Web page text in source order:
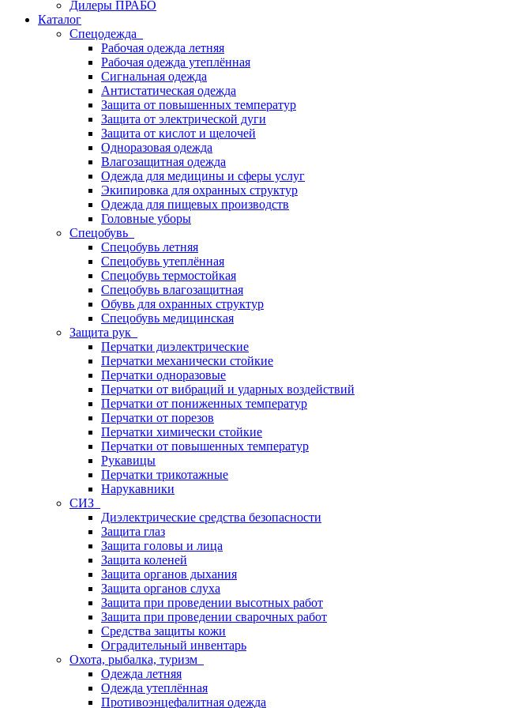
Дилеры ПРАБО
Каталог
Спецодежда
Рабочая одежда летняя
Рабочая одежда утеплённая
Сигнальная одежда
Антистатическая одежда
Защита от повышенных температур
Защита от электрической дуги
Защита от кислот и щелочей
Одноразовая одежда
Влагозащитная одежда
Одежда для медицины и сферы услуг
Экипировка для охранных структур
Одежда для пищевых производств
Головные уборы
Спецобувь
Спецобувь летняя
Спецобувь утеплённая
Спецобувь термостойкая
Спецобувь влагозащитная
Обувь для охранных структур
Спецобувь медицинская
Защита рук
Перчатки диэлектрические
Перчатки механически стойкие
Перчатки одноразовые
Перчатки от вибраций и ударных воздействий
Перчатки от пониженных температур
Перчатки от порезов
Перчатки химически стойкие
Перчатки от повышенных температур
Рукавицы
Перчатки трикотажные
Нарукавники
СИЗ
Диэлектрические средства безопасности
Защита глаз
Защита головы и лица
Защита коленей
Защита органов дыхания
Защита органов слуха
Защита при проведении высотных работ
Защита при проведении сварочных работ
Средства защиты кожи
Оградительный инвентарь
Охота, рыбалка, туризм
Одежда летняя
Одежда утеплённая
Противоэнцефалитная одежда